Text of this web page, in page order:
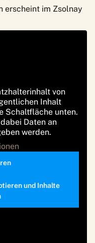
erscheint im Zsolnay
von
Inhalt
Schaltfläche unten.
Daten an
werden.
und Inhalte